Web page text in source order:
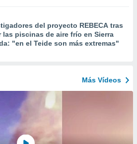
del proyecto REBECA tras
las piscinas de aire frío en Sierra
"en el Teide son más extremas"
Más Vídeos